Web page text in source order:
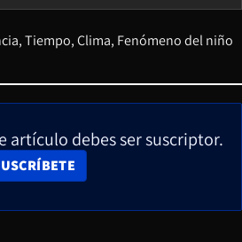
Tiempo Clima Fenómeno del niño
artículo debes ser suscriptor.
IN NEW WINDOW